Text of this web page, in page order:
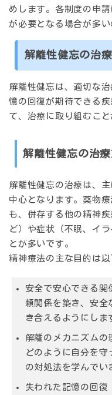
めします。各制度の申
が必要となる場合が多
解離性健忘の治
解離性健忘は、適切な
憶の回復が期待できる
て、治療に取り組むこと
解離性健忘の治
解離性健忘の治療は、
中心となります。薬物
も、併存する他の精神
ど）や症状（不眠、イ
とが多いです。
精神療法の主な目的は以
安全で安心できる関
頼関係を築き、安全
き合えるようにしま
解離のメカニズムの
どのように自分を
の対処法を学んでい
失われた記憶の回復